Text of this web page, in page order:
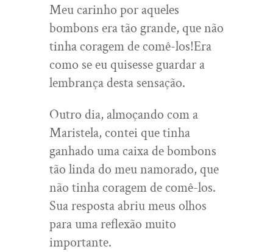
Meu carinho por aqueles
bombons era tão grande, que não
tinha coragem de comê-los!Era
como se eu quisesse guardar a
lembrança desta sensação.
Outro dia, almoçando com a
Maristela, contei que tinha
ganhado uma caixa de bombons
tão linda do meu namorado, que
não tinha coragem de comê-los.
Sua resposta abriu meus olhos
para uma reflexão muito
importante.